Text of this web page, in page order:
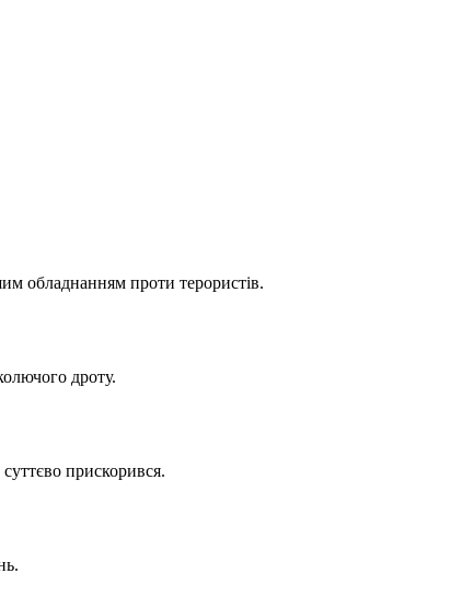
обладнанням проти терористів.
дроту.
прискорився.